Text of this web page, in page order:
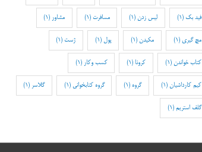
فید بک (1) لیس زدن (1) مسافرت (1) مشاور (1)
مچ گیری (1) مکیدن (1) پول (1) ژست(1)
کتاب خواندن (1) کرونا (1) کسب وکار (1)
کیم کارداشیان (1) گروه (1) گروه کتابخوانی (1) گلاسر (1)
گلف استریم (1)